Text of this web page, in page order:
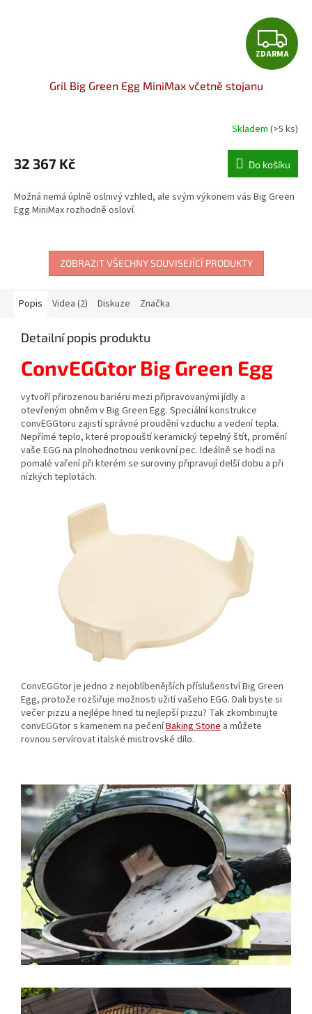
Z
D
R
M
A
ZDARMA
Gril Big Green Egg MiniMax včetně stojanu
Skladem (>5 ks)
32 367 Kč Do košíku
Možná nemá úplně oslnivý vzhled, ale svým výkonem vás Big Green
Egg MiniMax rozhodně osloví.
ZOBRAZIT VŠECHNY SOUVISEJÍCÍ PRODUKTY
Popis Videa (2) Diskuze Značka
Detailní popis produktu
ConvEGGtor Big Green Egg
vytvoří přirozenou bariéru mezi připravovanými jídly a
otevřeným ohněm v Big Green Egg. Speciální konstrukce
convEGGtoru zajistí správné proudění vzduchu a vedení tepla.
Nepřímé teplo, které propouští keramický tepelný štít, promění
vaše EGG na plnohodnotnou venkovní pec. Ideálně se hodí na
pomalé vaření při kterém se suroviny připravují delší dobu a při
nízkých teplotách.
ConvEGGtor je jedno z nejoblíbenějších příslušenství Big Green
Egg, protože rozšiřuje možnosti užití vašeho EGG. Dali byste si
večer pizzu a nejlépe hned tu nejlepší pizzu? Tak zkombinujte
convEGGtor s kamenem na pečeníBaking Stone a můžete
rovnou servírovat italské mistrovské dílo.